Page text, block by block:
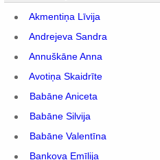
Akmentiņa Līvija
Andrejeva Sandra
Annuškāne Anna
Avotiņa Skaidrīte
Babāne Aniceta
Babāne Silvija
Babāne Valentīna
Bankova Emīlija